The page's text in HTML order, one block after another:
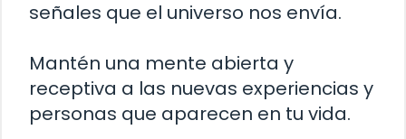
señales que el universo nos envía.
Mantén una mente abierta y
receptiva a las nuevas experiencias y
personas que aparecen en tu vida.